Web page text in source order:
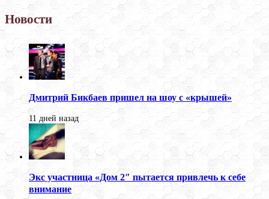
Новости
Дмитрий Бикбаев пришел на шоу с «крышей»
11 дней назад
Экс участница «Дом 2″ пытается привлечь к себе
внимание